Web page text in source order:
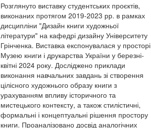
Розглянуто виставку студентських проєктів,
виконаних протягом 2019-2023 рр. в рамках
дисципліни "Дизайн книги художньої
літератури" на кафедрі дизайну Університету
Грінченка. Виставка експонувалася у просторі
Музею книги і друкарства України у березні-
квітні 2024 року. Досліджено приклади
виконання навчальних завдань зі створення
цілісного художнього образу книги з
урахуванням впливу історичного та
мистецького контексту, а також стилістичні,
формальні і концептуальні рішення простору
книги. Проаналізовано досвід аналогічних